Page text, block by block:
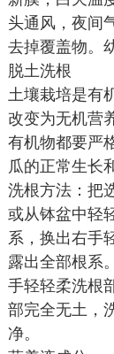
头通风，夜间
去掉覆盖物。
脱土洗根
土壤栽培是有
改变为无机营
有机物都要严
瓜的正常生长
洗根方法：把
或从钵盆中轻
系，换出右手
露出全部根系
手轻轻柔洗根
部完全无土，
净。